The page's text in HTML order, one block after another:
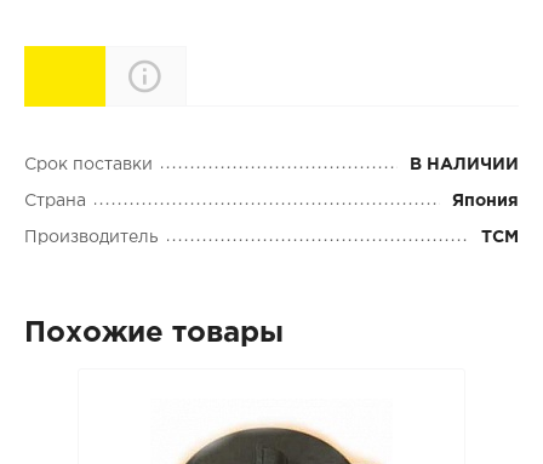
Характеристики
Срок поставки В НАЛИЧИИ
Страна Япония
Производитель TCM
Похожие товары